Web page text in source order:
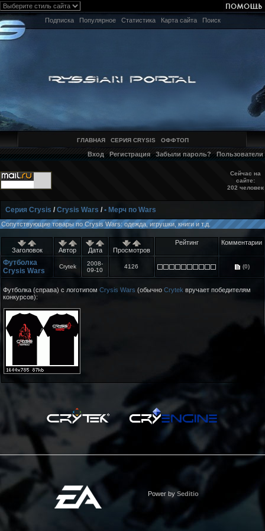
Подписка Популярное Статистика Карта сайта Поиск
ГЛАВНАЯ СЕРИЯ CRYSIS ОФФТОП
Вход Регистрация Забыли пароль? Пользователи
Сейчас на
сайте:
202 человек
Серия Crysis /Crysis Wars /• Мерч по Wars
Сопутствующие товары по Crysis Wars: одежда, игрушки, книги и т.д.
Заголовок Автор Дата Просмотров
Рейтинг Комментарии
Футболка
Crysis Wars
Crytek
2008-
09-10
4126 (0)
Футболка (справа) с логотипом Crysis Wars (обычно Crytek вручает победителям
конкурсов):
Power by Seditio